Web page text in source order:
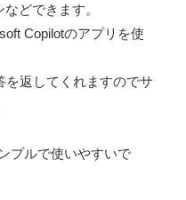
どできます。
Copilotのアプリを使
返してくれますのでサ
プルで使いやすいで